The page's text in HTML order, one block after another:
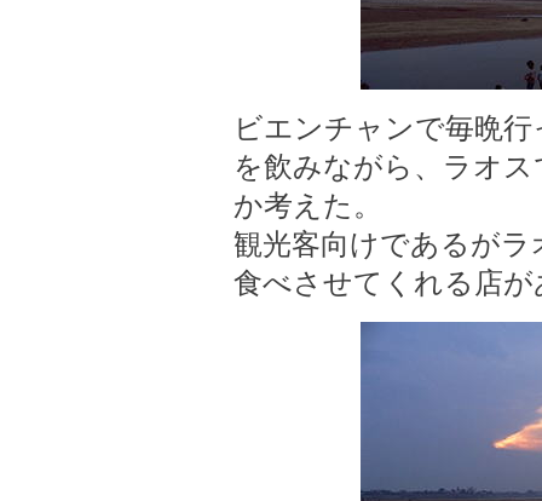
ビエンチャンで毎晩
を飲みながら、ラオ
か考えた。
観光客向けであるがラ
食べさせてくれる店が